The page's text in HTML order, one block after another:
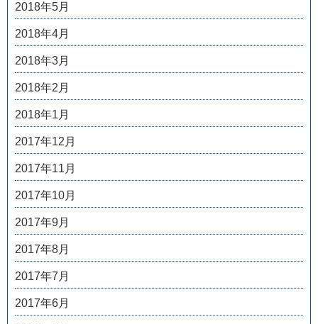
2018年5月
2018年4月
2018年3月
2018年2月
2018年1月
2017年12月
2017年11月
2017年10月
2017年9月
2017年8月
2017年7月
2017年6月